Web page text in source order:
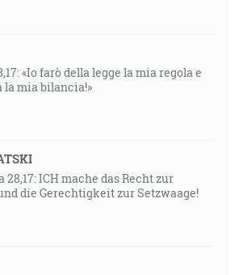
«Io farò della legge la mia regola e
mia bilancia!»
28,17: ICH mache das Recht zur
die Gerechtigkeit zur Setzwaage!